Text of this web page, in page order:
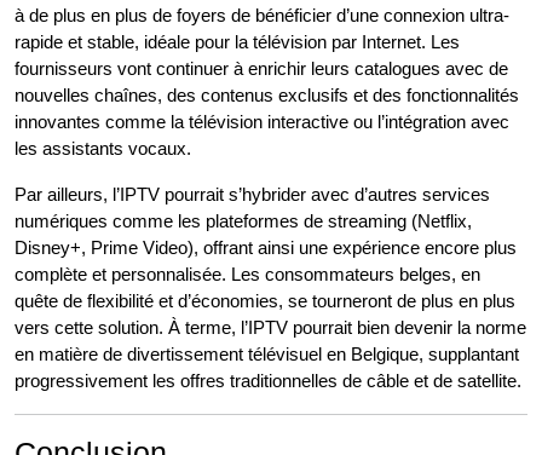
à de plus en plus de foyers de bénéficier d’une connexion ultra-
rapide et stable, idéale pour la télévision par Internet. Les
fournisseurs vont continuer à enrichir leurs catalogues avec de
nouvelles chaînes, des contenus exclusifs et des fonctionnalités
innovantes comme la télévision interactive ou l’intégration avec
les assistants vocaux.
Par ailleurs, l’IPTV pourrait s’hybrider avec d’autres services
numériques comme les plateformes de streaming (Netflix,
Disney+, Prime Video), offrant ainsi une expérience encore plus
complète et personnalisée. Les consommateurs belges, en
quête de flexibilité et d’économies, se tourneront de plus en plus
vers cette solution. À terme, l’IPTV pourrait bien devenir la norme
en matière de divertissement télévisuel en Belgique, supplantant
progressivement les offres traditionnelles de câble et de satellite.